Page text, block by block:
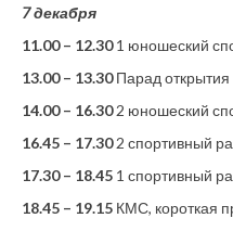
7 декабря
11.00 – 12.301 юношеский
13.00 – 13.30Парад открытия
14.00 – 16.302 юношеский
16.45 – 17.302 спортивный
17.30 – 18.45 1 спортивный
18.45 – 19.15 КМС, короткая